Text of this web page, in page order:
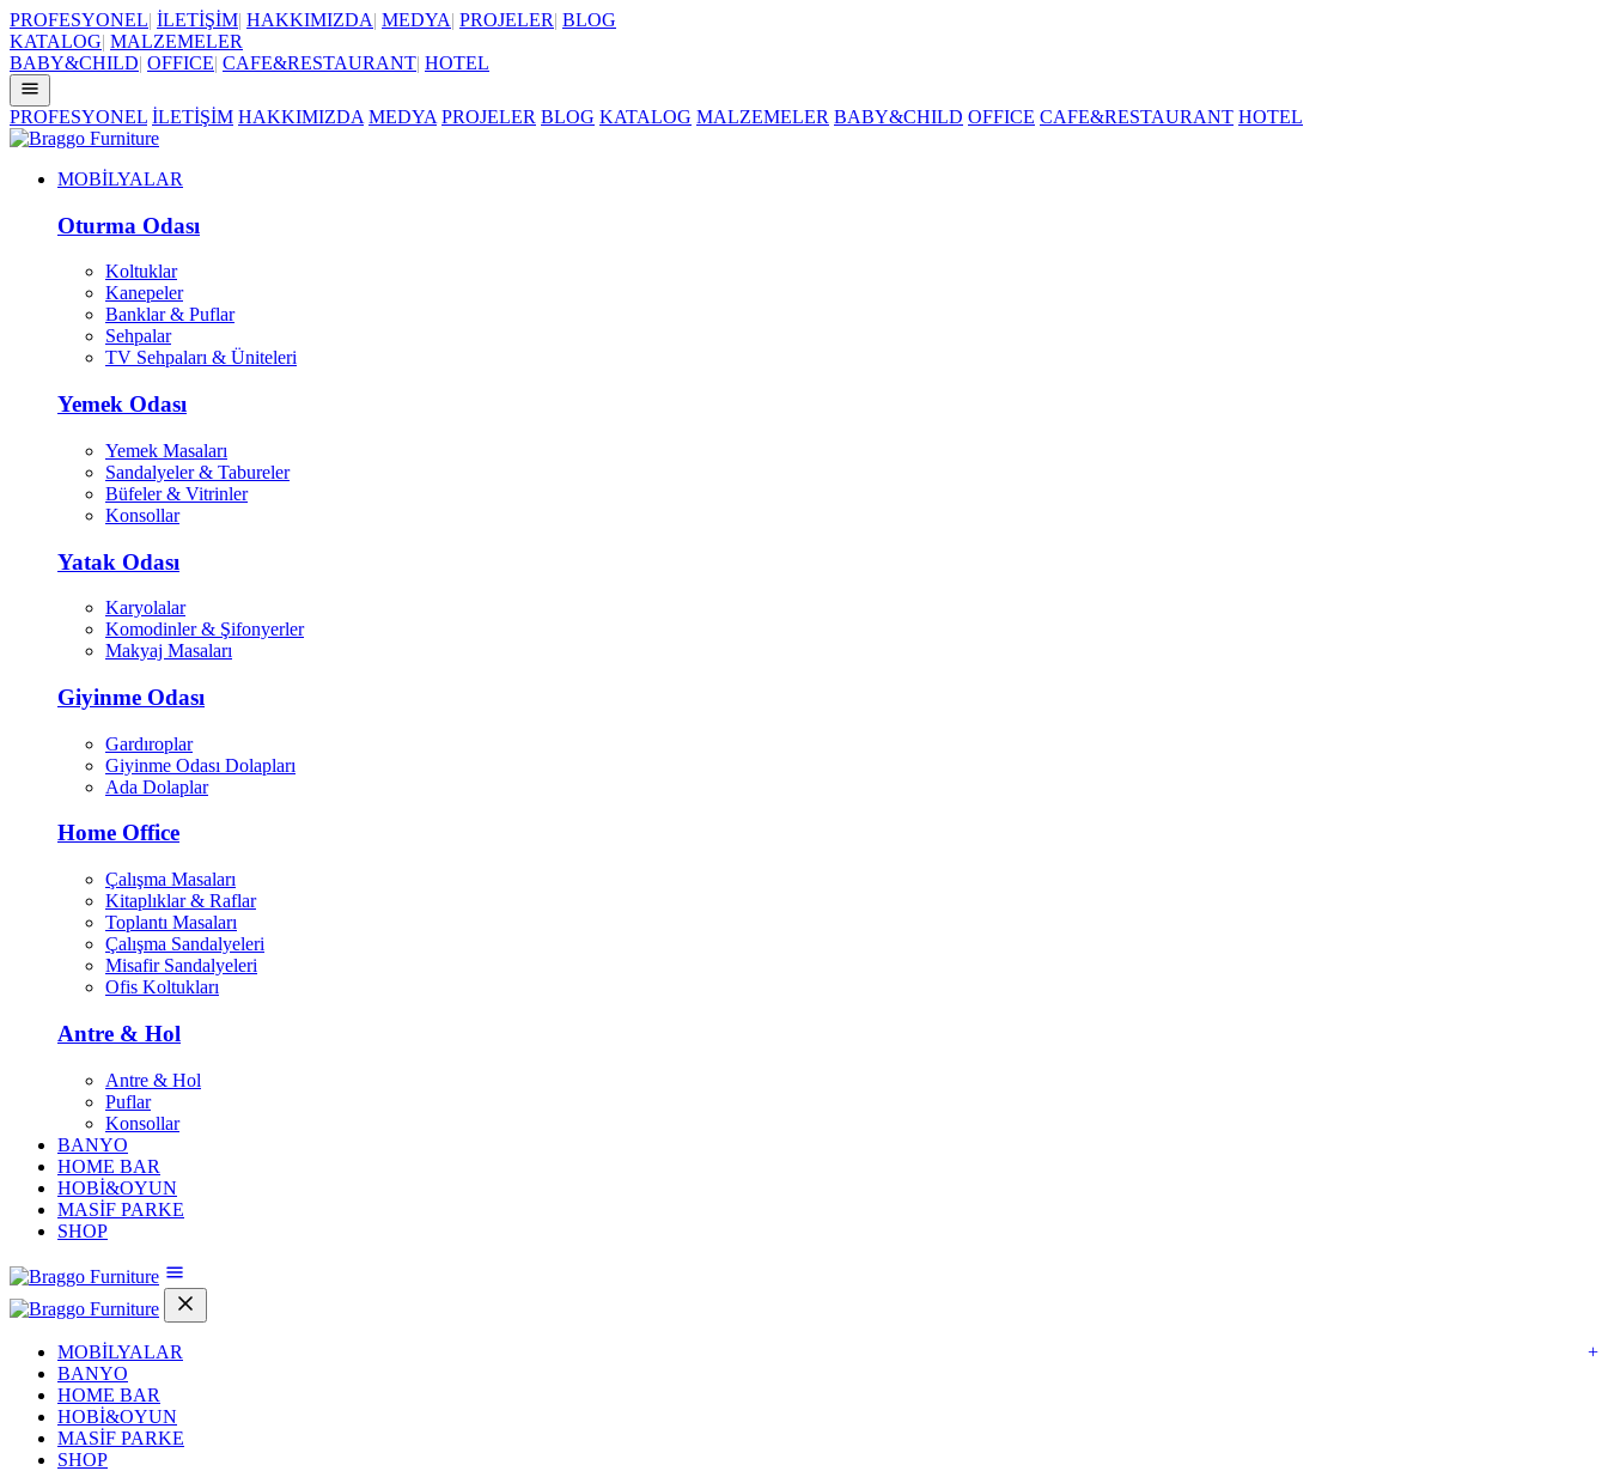
PROFESYONEL| İLETİŞİM| HAKKIMIZDA| MEDYA| PROJELER| BLOG
KATALOG| MALZEMELER
BABY&CHILD| OFFICE| CAFE&RESTAURANT| HOTEL
PROFESYONEL İLETİŞİM HAKKIMIZDA MEDYA PROJELER BLOG KATALOG MALZEMELER BABY&CHILD OFFICE CAFE&RESTAURANT HOTEL
MOBİLYALAR
Oturma Odası
Koltuklar
Kanepeler
Banklar & Puflar
Sehpalar
TV Sehpaları & Üniteleri
Yemek Odası
Yemek Masaları
Sandalyeler & Tabureler
Büfeler & Vitrinler
Konsollar
Yatak Odası
Karyolalar
Komodinler & Şifonyerler
Makyaj Masaları
Giyinme Odası
Gardıroplar
Giyinme Odası Dolapları
Ada Dolaplar
Home Office
Çalışma Masaları
Kitaplıklar & Raflar
Toplantı Masaları
Çalışma Sandalyeleri
Misafir Sandalyeleri
Ofis Koltukları
Antre & Hol
Antre & Hol
Puflar
Konsollar
BANYO
HOME BAR
HOBİ&OYUN
MASİF PARKE
SHOP
MOBİLYALAR
+
BANYO
HOME BAR
HOBİ&OYUN
MASİF PARKE
SHOP